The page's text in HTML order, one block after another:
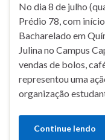
No dia 8 de julho
Prédio 78, com
Bacharelado em
Julina no Campus
vendas de bolos,
representou uma
organização
Continue lendo